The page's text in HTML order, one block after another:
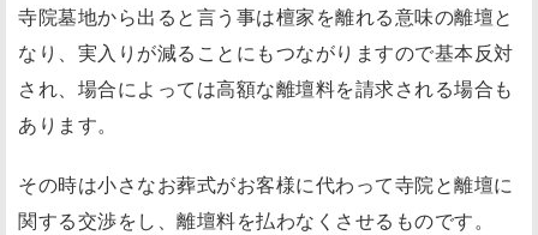
寺院墓地から出ると言う事は檀家を離れる意味の離壇と
なり、実入りが減ることにもつながりますので基本反対
され、場合によっては高額な離壇料を請求される場合も
あります。
その時は小さなお葬式がお客様に代わって寺院と離壇に
関する交渉をし、離壇料を払わなくさせるものです。